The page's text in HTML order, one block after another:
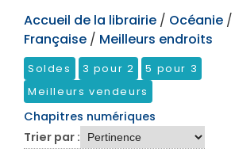
Accueil de la librairie / Océanie /
Française / Meilleurs endroits
Soldes 3 pour 2
5 pour 3
Meilleurs vendeurs
Chapitres numériques
Trier par :